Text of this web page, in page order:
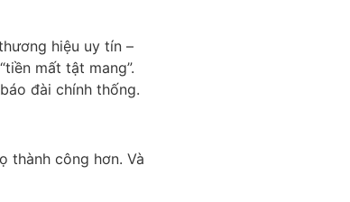
hiệu uy tín –
mất tật mang”.
đài chính thống.
thành công hơn. Và